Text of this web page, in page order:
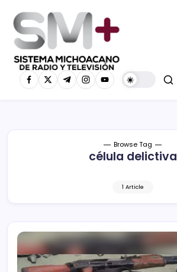
Browse Tag
célula delictiva
1 Article